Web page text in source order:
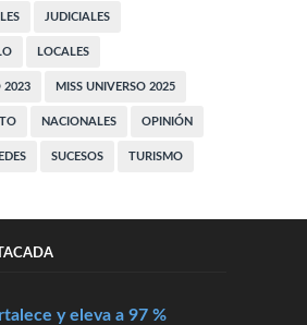
JUDICIALES
LOCALES
2023 MISS UNIVERSO 2025
NACIONALES OPINIÓN
SUCESOS TURISMO
y eleva a 97 %